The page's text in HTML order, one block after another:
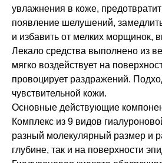
увлажнения в коже,
появление шелушений,
и избавить от мелких морщинок,
Лекало средства выполнено из
мягко воздействует на
провоцирует раздражений.
чувствительной кожи.
Основные действующие
Комплекс из 9 видов
разный молекулярный размер и
глубине, так и на поверхности